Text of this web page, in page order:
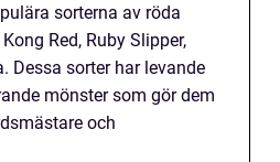
sorterna av röda
Red, Ruby Slipper,
Dessa sorter har levande
mönster som gör dem
och